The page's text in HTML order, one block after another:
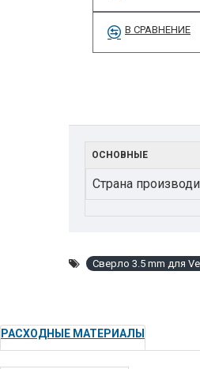
В СРАВНЕНИЕ
ОСНОВНЫЕ
Страна
Сверло 3.5 mm для
РАСХОДНЫЕ МАТЕРИАЛЫ